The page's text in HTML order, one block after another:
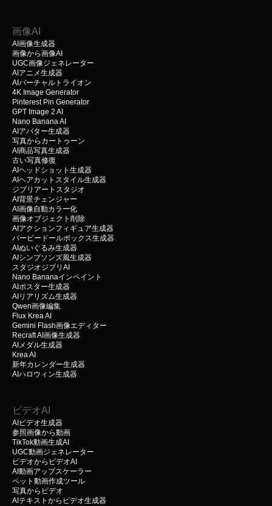
画像AI
AI画像生成器
画像から画像AI
UGC画像ジェネレーター
AIアニメ生成器
AIバーチャルトライオン
4K Image Generator
Pinterest Pin Generator
GPT Image 2 AI
Nano Banana AI
AIアバター生成器
写真からカートゥーン
AI商品写真生成器
古い写真修復
AIヘッドショット生成器
AIヘアカットスタイル生成器
ジブリアートスタジオ
AI背景チェンジャー
AI画像自動カラー化
画像オブジェクト削除
AIアクションフィギュア生成器
バービードールボックス生成器
AIぬいぐるみ生成器
AIシンプソンズ風生成器
スタジオジブリAI
Nano Bananaインペイント
AIポスター生成器
AIリアリズム生成器
Qwen画像編集
Flux Krea AI
Gemini Flash画像エディター
Recraft AI画像生成器
AIメダル生成器
Krea AI
新年カレンダー生成器
AIハロウィン生成器
ビデオAI
AIビデオ生成器
参照画像から動画
TikTok動画生成AI
UGC動画ジェネレーター
ビデオからビデオAI
AI動画アップスケーラー
ペット動画作成ツール
写真からビデオ
AIテキストからビデオ生成器